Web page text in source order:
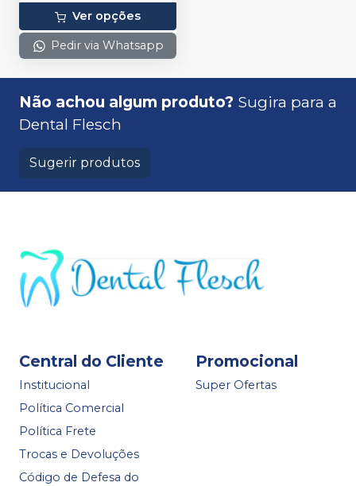
Ver opções
Pedir via Whatsapp
Não achou algum produto? Sugira para a
Dental Flesch
Sugerir produtos
Central do Cliente
Institucional
Política Comercial
Política Frete
Trocas e Devoluções
Código de Defesa do
Promocional
Super Ofertas